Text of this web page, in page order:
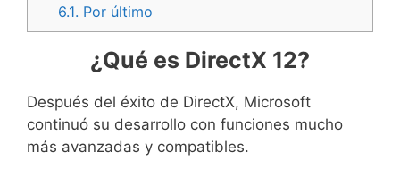
6.1. Por último
¿Qué es DirectX 12?
Después del éxito de DirectX, Microsoft
continuó su desarrollo con funciones mucho
más avanzadas y compatibles.